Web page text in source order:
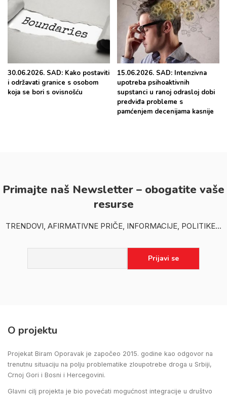
30.06.2026. SAD: Kako postaviti
i održavati granice s osobom
koja se bori s ovisnošću
15.06.2026. SAD: Intenzivna
upotreba psihoaktivnih
supstanci u ranoj odrasloj dobi
predviđa probleme s
pamćenjem decenijama kasnije
Primajte naš Newsletter – obogatite vaše
resurse
TRENDOVI, AFIRMATIVNE PRIČE, INFORMACIJE, POLITIKE...
O projektu
Projekat Biram Oporavak je započeo 2015. godine kao odgovor na
trenutnu situaciju na polju problematike zloupotrebe droga u Srbiji,
Crnoj Gori i Bosni i Hercegovini.
Glavni cilj projekta je bio povećati mogućnost integracije u društvo